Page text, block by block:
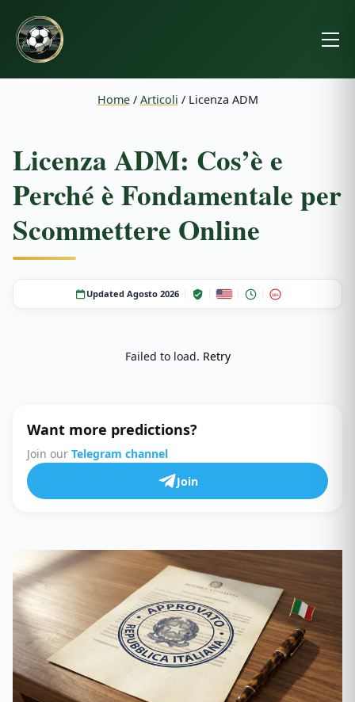
Home/ Articoli / Licenza ADM
Licenza ADM: Cos’è e
Perché è Fondamentale per
Scommettere Online
Updated Agosto 2026 18+
Failed to load. Retry
Want more predictions?
Join our Telegram channel
Join